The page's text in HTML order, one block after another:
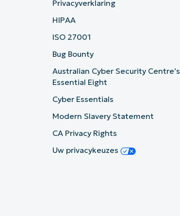
Privacyverklaring
HIPAA
ISO 27001
Bug Bounty
Australian Cyber Security Centre’s
Essential Eight
Cyber Essentials
Modern Slavery Statement
CA Privacy Rights
Uw privacykeuzes